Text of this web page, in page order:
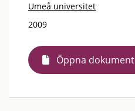
Umeå universitet
2009
Öppna dokument